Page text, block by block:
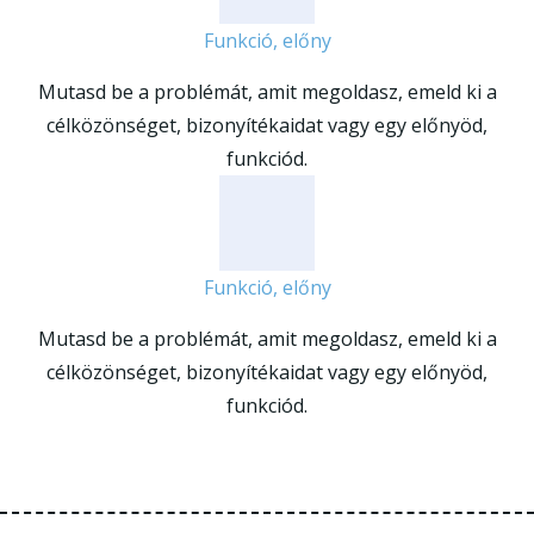
Funkció, előny
Mutasd be a problémát, amit megoldasz, emeld ki a
célközönséget, bizonyítékaidat vagy egy előnyöd,
funkciód.
Funkció, előny
Mutasd be a problémát, amit megoldasz, emeld ki a
célközönséget, bizonyítékaidat vagy egy előnyöd,
funkciód.